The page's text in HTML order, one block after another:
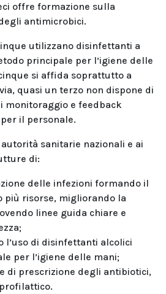
offre formazione sulla
antimicrobici.
utilizzano disinfettanti a
principale per l’igiene delle
si affida soprattutto a
quasi un terzo non dispone di
monitoraggio e feedback
il personale.
autorità sanitarie nazionali e ai
di:
delle infezioni formando il
più risorse, migliorando la
linee guida chiare e
l’uso di disinfettanti alcolici
per l’igiene delle mani;
di prescrizione degli antibiotici,